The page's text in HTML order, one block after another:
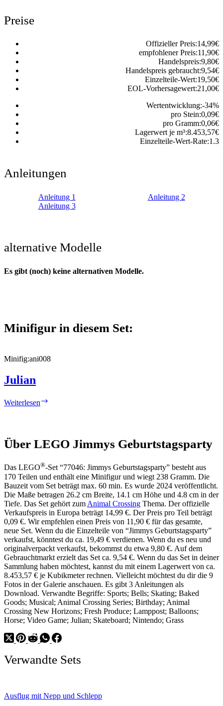
Preise
Offizieller Preis:14,99€
empfohlener Preis:11,90€
Handelspreis:9,80€
Handelspreis gebraucht:9,54€
Einzelteile-Wert:19,50€
EOL-Vorhersagewert:21,00€
Wertentwicklung:-34%
pro Stein:0,09€
pro Gramm:0,06€
Lagerwert je m³:8.453,57€
Einzelteile-Wert-Rate:1.3
Anleitungen
Anleitung 1
Anleitung 2
Anleitung 3
alternative Modelle
Es gibt (noch) keine alternativen Modelle.
Minifigur in diesem Set:
Minifig:ani008
Julian
Weiterlesen
Über LEGO Jimmys Geburtstagsparty
Das LEGO®-Set “77046: Jimmys Geburtstagsparty” besteht aus
170 Teilen und enthält eine Minifigur und wiegt 238 Gramm. Die
Bauzeit vom Set beträgt max. 60 min. Es wurde 2024 veröffentlicht.
Die Maße betragen 26.2 cm Breite, 14.1 cm Höhe und 4.8 cm in der
Tiefe. Das Set gehört zum Animal Crossing Thema. Der offizielle
Verkaufspreis in Europa beträgt 14,99 €. Der Preis pro Teil beträgt
0,09 €. Wir empfehlen einen Preis von 11,90 € für das gesamte,
neue Set. Wenn du die Einzelteile von “Jimmys Geburtstagsparty”
verkaufst, könntest du ca. 19,49 € verdienen. Wenn du es neu und
originalverpackt verkaufst, bekommst du etwa 9,80 €. Auf dem
Gebrauchtmarkt erzielt das Set ca. 9,54 €. Wenn du das Set in deiner
Sammlung haben möchtest, kannst du mit einem Lagerwert von ca.
8.453,57 € je Kubikmeter rechnen. Vielleicht möchtest du dir die 9
Fotos in der Galerie anschauen. Es gibt 3 Anleitungen als
Download. Verwandte Begriffe: Sports; Bells; Skating; Baked
Goods; Musical; Animal Crossing Series; Birthday; Animal
Crossing New Horizons; Fresh Produce; Lamppost; Balloons;
Horse; Video Game; Julian; Skateboard; Nintendo; Grass
Verwandte Sets
Ausflug mit Nepp und Schlepp